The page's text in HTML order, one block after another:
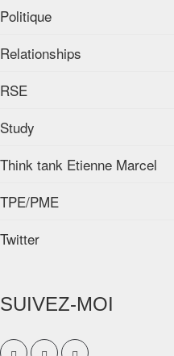
Politique
Relationships
RSE
Study
Think tank Etienne Marcel
TPE/PME
Twitter
SUIVEZ-MOI